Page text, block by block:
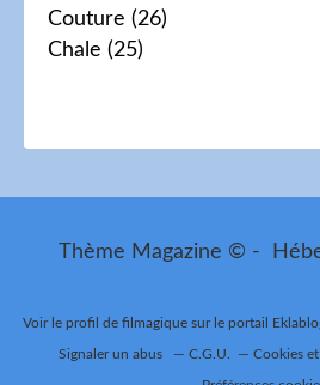
Couture (26)
Chale (25)
Thème Magazine © -
Voir le profil de filmagique sur le portail
Signaler un abus C.G.U. Cookies